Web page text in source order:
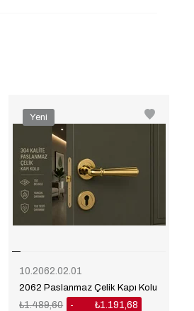
10.2062.02.01
2062 Paslanmaz Çelik Kapı Kolu
₺1.191,68
₺1.489,60
Yeni